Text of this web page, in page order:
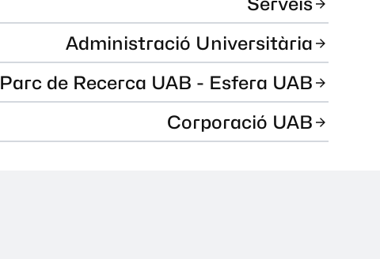
Administració Universitària
Parc de Recerca UAB - Esfera UAB
Corporació UAB